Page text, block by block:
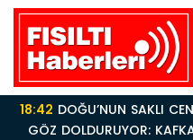
18:42
GÖZ DOLDURUYOR: